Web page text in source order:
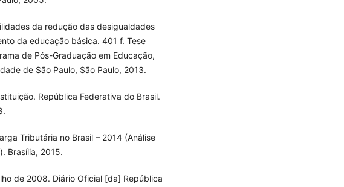
da redução das desigualdades
da educação básica. 401 f. Tese
de Pós-Graduação em Educação,
de São Paulo, São Paulo, 2013.
República Federativa do Brasil.
Tributária no Brasil – 2014 (Análise
Brasília, 2015.
de 2008. Diário Oficial [da] República